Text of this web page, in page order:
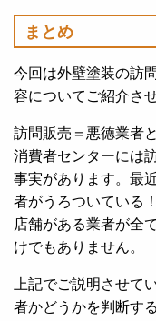
まとめ
今回は外壁塗装の訪
容についてご紹介さ
訪問販売＝悪徳業者
消費者センターには
事実があります。最
者がうろついている
店舗がある業者が全
けでもありません。
上記でご説明させて
者かどうかを判断す